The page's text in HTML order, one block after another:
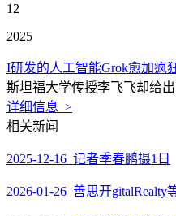
12
2025
I研发的人工智能Grok愈加疯
斯坦福大学传授李飞飞却给
详细信息 >
相关新闻
2025-12-16 记者季春鹏摄1日
2026-01-26 善思开gitalRealty